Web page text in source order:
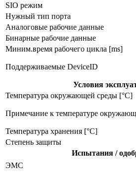
SIO режим
Нужный тип порта
Аналоговые рабочие данные
Бинарные рабочие данные
Миним.время рабочего цикла [ms]
Поддерживаемые DeviceID
Условия
Температура окружающей среды [°C]
Примечание к температуре
Температура хранения [°C]
Степень защиты
Испытания /
ЭMC